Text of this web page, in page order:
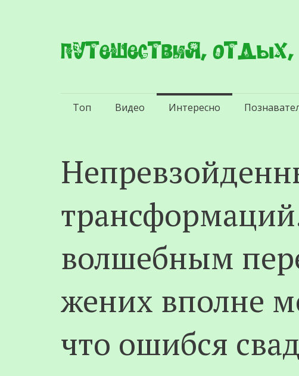
Путешествия, отдых,
Перейти
Топ Видео Интересно
волшебным
жених вполне
что ошибся